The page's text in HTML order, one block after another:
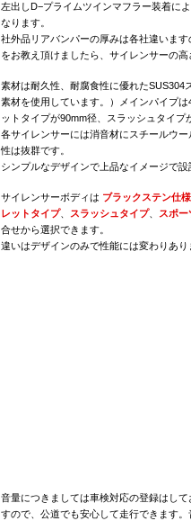
左出しD−プライムツインマフラー装着に
なります。
社外品リアバンパーの厚みは各社違いま
をお教え頂けましたら、サイレンサーの
素材は耐久性、耐腐食性に優れた
素材を使用しています。）メインパイプ
ットタイプが90mm径、スラッシュタイ
各サイレンサーには消音材にスチールウ
性は抜群です。
シンプルなデザインで上品なイメージで
サイレンサーボディは ブラックステン仕様
レットタイプ、 スラッシュタイプ、 スポー
合せから選択できます。
違いはデザインのみで性能には変わりあ
音量につきましては車検対応の登録はし
すので、公道でも安心して走行できます